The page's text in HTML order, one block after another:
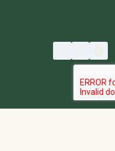
© 2026 spa2000